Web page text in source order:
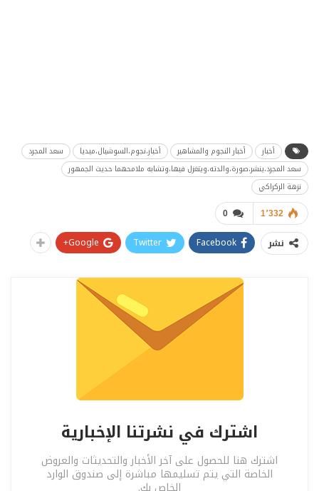
أخبار أخبار النجوم والمشاهير أخبار،نجوم،السوشيال،ميديا
سعد المجرد
سعد المجرد،ينشر،صورة،والدته،ويتغزل فيها،وتشابه ملامحهما حديث الجمهور
نزهة الركراكي
0 1٬332
نشر Facebook
Twitter
Google+
اشترك في نشرتنا الإخبارية
اشترك هنا للحصول على آخر الأخبار والتحديثات والعروض
الخاصة التي يتم تسليمها مباشرة إلى صندوق الوارد